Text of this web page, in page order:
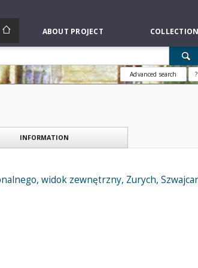
ABOUT PROJECT
Advanced search ?
INFORMATION
widok zewnętrzny, Zurych,